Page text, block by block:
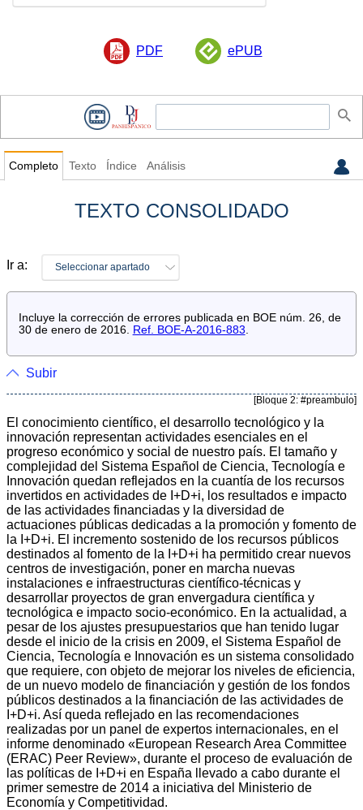
PDF ePUB
Completo Texto Índice Análisis
TEXTO CONSOLIDADO
Ir a: Seleccionar apartado
Incluye la corrección de errores publicada en BOE núm. 26, de
30 de enero de 2016.
Ref. BOE-A-2016-883
Subir
[Bloque 2: #preambulo]
El conocimiento científico, el desarrollo tecnológico y la
innovación representan actividades esenciales en el
progreso económico y social de nuestro país. El tamaño y
complejidad del Sistema Español de Ciencia, Tecnología e
Innovación quedan reflejados en la cuantía de los recursos
invertidos en actividades de I+D+i, los resultados e impacto
de las actividades financiadas y la diversidad de
actuaciones públicas dedicadas a la promoción y fomento de
la I+D+i. El incremento sostenido de los recursos públicos
destinados al fomento de la I+D+i ha permitido crear nuevos
centros de investigación, poner en marcha nuevas
instalaciones e infraestructuras científico-técnicas y
desarrollar proyectos de gran envergadura científica y
tecnológica e impacto socio-económico. En la actualidad, a
pesar de los ajustes presupuestarios que han tenido lugar
desde el inicio de la crisis en 2009, el Sistema Español de
Ciencia, Tecnología e Innovación es un sistema consolidado
que requiere, con objeto de mejorar los niveles de eficiencia,
de un nuevo modelo de financiación y gestión de los fondos
públicos destinados a la financiación de las actividades de
I+D+i. Así queda reflejado en las recomendaciones
realizadas por un panel de expertos internacionales, en el
informe denominado «European Research Area Committee
(ERAC) Peer Review», durante el proceso de evaluación de
las políticas de I+D+i en España llevado a cabo durante el
primer semestre de 2014 a iniciativa del Ministerio de
Economía y Competitividad.